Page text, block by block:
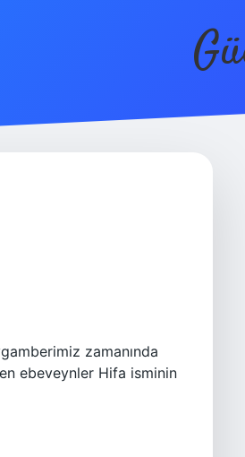
zamanında
ebeveynler Hifa isminin